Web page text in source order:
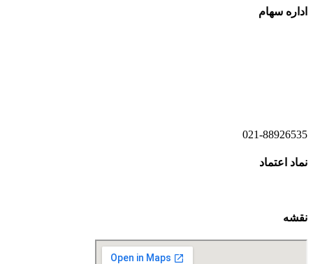
اداره سهام
021-88926535
نماد اعتماد
نقشه